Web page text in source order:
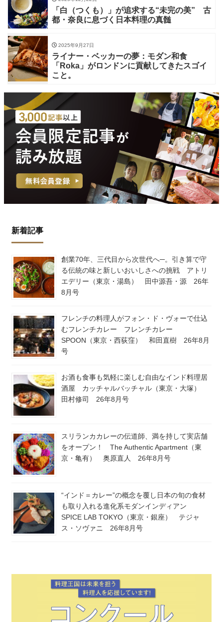
「白（つくも）」が追求する“未完の美” 古
都・奈良に息づく日本料理の真髄
2025年9月27日
ライナー・ベッカーの夢：モダン和食
「Roka」がロンドンに貢献してきたスゴイ
こと。
新着記事
創業70年、三代目から次世代へ─。引き算で守
る伝統の味と新しいおいしさへの挑戦 アトリ
エデリー（東京・湯島） 田中源吾・源 26年
8月号
フレンチの料理人がフォン・ド・ヴォーで仕込
むフレンチカレー フレンチカレー
SPOON（東京・西荻窪） 和田直樹 26年8月
号
お酒も食事も気軽に楽しむ自由なインド料理居
酒屋 カッチャルバッチャル（東京・大塚）
田村修司 26年8月号
スリランカカレーの伝道師、満を持して実店舗
をオープン！ The Authentic Apartment（東
京・亀有） 奥原直人 26年8月号
“インド＝カレー”の概念を覆し日本の旬の食材
も取り入れる進化系モダンインディアン
SPICE LAB TOKYO（東京・銀座） テジャ
ス・ソヴァニ 26年8月号